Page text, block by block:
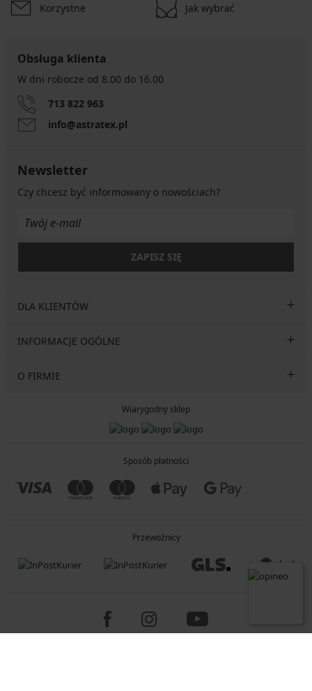
Korzystne Jak wybrać
Obsługa klienta
W dni robocze od 8.00 do 16.00
713 822 963
info@astratex.pl
Newsletter
Czy chcesz być informowany o nowościach?
ZAPISZ SIĘ
DLA KLIENTÓW
INFORMACJE OGÓLNE
O FIRMIE
Wiarygodny sklep
Sposób płatności
Przewoźnicy